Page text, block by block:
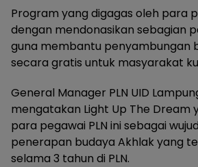
Program yang digagas oleh para
dengan mendonasikan sebagian
guna membantu penyambungan
secara gratis untuk masyarakat
General Manager PLN UID
mengatakan Light Up The Dream
para pegawai PLN ini sebagai
penerapan budaya Akhlak yang
selama 3 tahun di PLN.